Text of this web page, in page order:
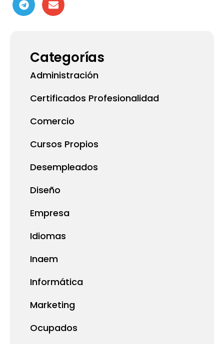
Categorías
Administración
Certificados Profesionalidad
Comercio
Cursos Propios
Desempleados
Diseño
Empresa
Idiomas
Inaem
Informática
Marketing
Ocupados